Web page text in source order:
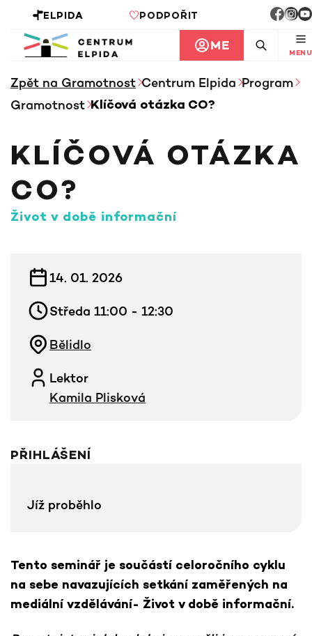
ELPIDA PODPOŘIT
ME MENU
Zpět na Gramotnost Centrum Elpida Program
Gramotnost Klíčová otázka CO?
KLÍČOVÁ OTÁZKA
CO?
Život v době informační
Tento seminář je součástí celoročního cyklu
na sebe navazujících setkání zaměřených na
mediální vzdělávání- Život v době informační.
14. 01. 2026
Středa 11:00 - 12:30
Bělidlo
Lektor
Kamila Plisková
PŘIHLÁŠENÍ
Jíž proběhlo